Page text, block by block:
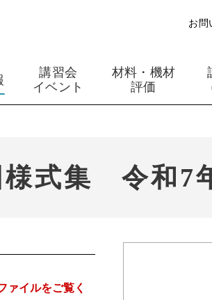
お問
講習会
イベント
材料・機材
評価
様式集 令和7
ァイルをご覧く